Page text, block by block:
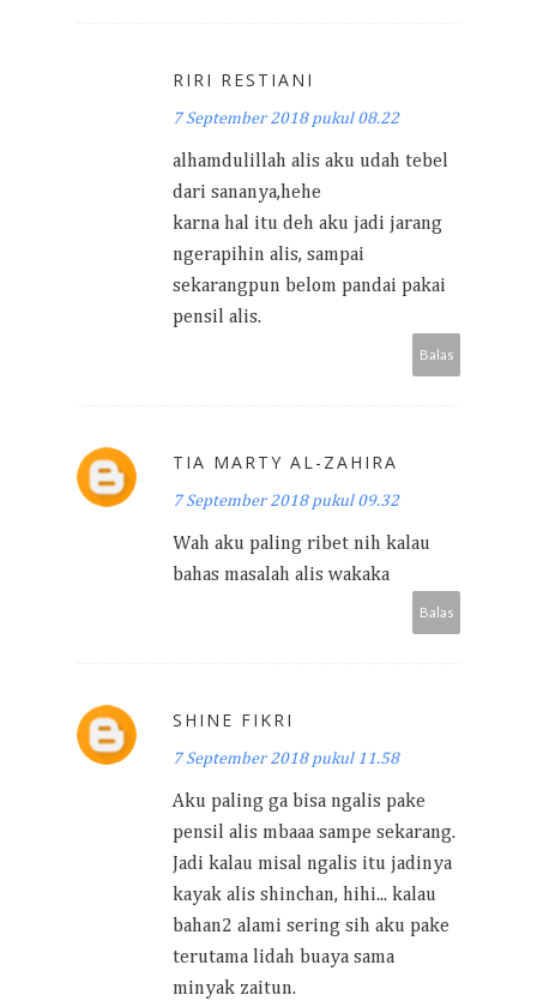
RIRI RESTIANI
7 September 2018 pukul 08.22
alhamdulillah alis aku udah tebel
dari sananya,hehe
karna hal itu deh aku jadi jarang
ngerapihin alis, sampai
sekarangpun belom pandai pakai
pensil alis.
Balas
TIA MARTY AL-ZAHIRA
7 September 2018 pukul 09.32
Wah aku paling ribet nih kalau
bahas masalah alis wakaka
Balas
SHINE FIKRI
7 September 2018 pukul 11.58
Aku paling ga bisa ngalis pake
pensil alis mbaaa sampe sekarang.
Jadi kalau misal ngalis itu jadinya
kayak alis shinchan, hihi... kalau
bahan2 alami sering sih aku pake
terutama lidah buaya sama
minyak zaitun.